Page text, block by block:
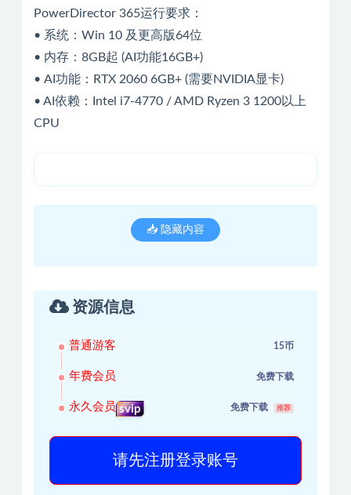
PowerDirector 365运行要求：
• 系统：Win 10 及更高版64位
• 内存：8GB起 (AI功能16GB+)
• AI功能：RTX 2060 6GB+ (需要NVIDIA显卡)
• AI依赖：Intel i7-4770 / AMD Ryzen 3 1200以上
CPU
📥 隐藏内容
资源信息
普通游客 15币
年费会员 免费下载
永久会员 svip 免费下载 推荐
请先注册登录账号